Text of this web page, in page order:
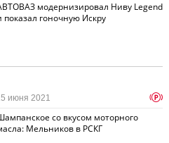
модернизировал Ниву Legend
показал гоночную Искру
со вкусом моторного
Мельников в РСКГ
июня 2021 p